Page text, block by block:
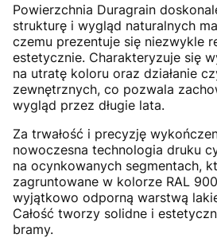
Powierzchnia Duragrain
strukturę i wygląd naturalnych
czemu prezentuje się niezwykle
estetycznie. Charakteryzuje się
na utratę koloru oraz działanie
zewnętrznych, co pozwala
wygląd przez długie lata.
Za trwałość i precyzję
nowoczesna technologia druku
na ocynkowanych segmentach,
zagruntowane w kolorze RAL
wyjątkowo odporną warstwą
Całość tworzy solidne i
bramy.